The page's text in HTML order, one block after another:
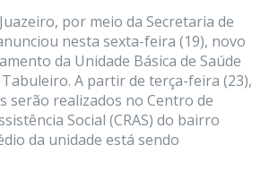
por meio da Secretaria de
nesta sexta-feira (19), novo
da Unidade Básica de Saúde
A partir de terça-feira (23),
serão realizados no Centro de
Social (CRAS) do bairro
da unidade está sendo